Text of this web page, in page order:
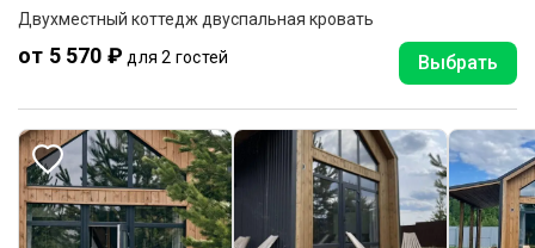
Двухместный коттедж двуспальная кровать
от 5 570 ₽ для 2 гостей Выбрать